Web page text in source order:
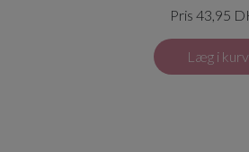
Pris 43,95
Læg i kurv